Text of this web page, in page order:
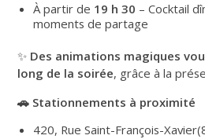
À partir de 19 h 30 – Cocktail
moments de partage
✨ Des animations magiques
long de la soirée, grâce à la
🚗 Stationnements à proximité
420, Rue Saint-François-